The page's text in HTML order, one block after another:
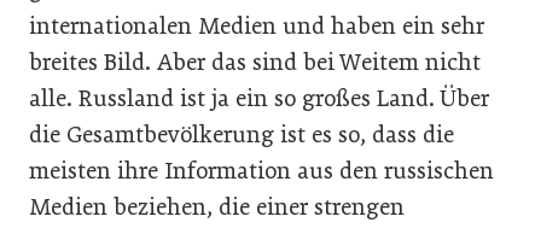
internationalen Medien und haben ein sehr
breites Bild. Aber das sind bei Weitem nicht
alle. Russland ist ja ein so großes Land. Über
die Gesamtbevölkerung ist es so, dass die
meisten ihre Information aus den russischen
Medien beziehen, die einer strengen